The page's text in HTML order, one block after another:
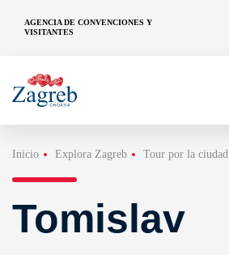
AGENCIA DE CONVENCIONES Y
VISITANTES
Inicio Explora Zagreb Tour por la ciudad
Tomislav